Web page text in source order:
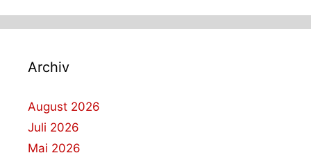
Archiv
August 2026
Juli 2026
Mai 2026